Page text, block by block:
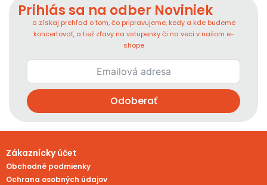
Prihlás sa na odber Noviniek
a získaj prehľad o tom, čo pripravujeme, kedy a kde budeme
koncertovať, a tiež zľavy na vstupenky či na veci v našom e-
shope
Odoberať
Zákaznícky účet
Obchodné podmienky
Ochrana osobných údajov